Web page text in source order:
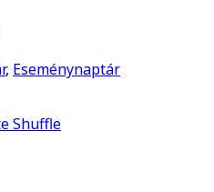
, Eseménynaptár
Shuffle